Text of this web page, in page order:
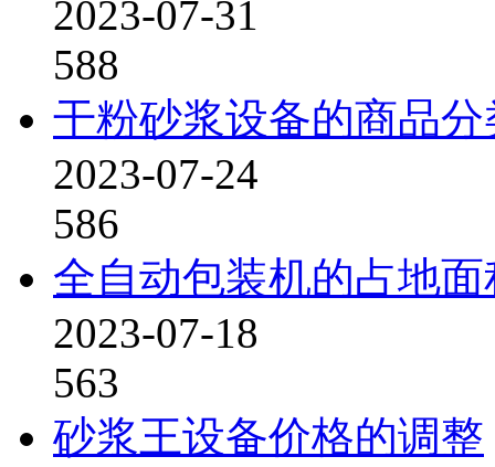
2023-07-31
588
干粉砂浆设备的商品分
2023-07-24
586
全自动包装机的占地面
2023-07-18
563
砂浆王设备价格的调整